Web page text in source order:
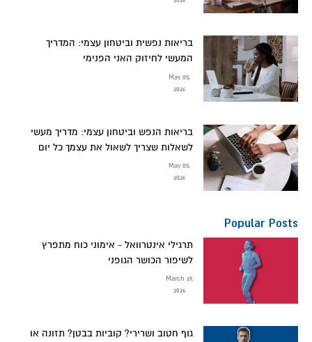
בריאות נפשית וביטחון עצמי: המדריך
המעשי לחיזוק האני הפנימי
May 05,
2026
בריאות הנפש וביטחון עצמי: מדריך מעשי
לשאלות שצריך לשאול את עצמך כל יום
May 05,
2026
Popular Posts
תרגילי אינטרוואל - אימוני כוח מתפרץ
לשיפור הכושר הגופני
March 29,
2024
גוף חטוב ושרירי? קוביות בבטן? תזונה או